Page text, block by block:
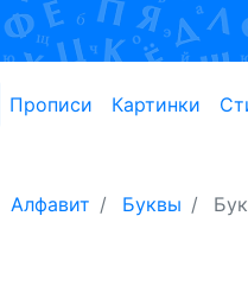
Прописи Картинки
Алфавит Буквы